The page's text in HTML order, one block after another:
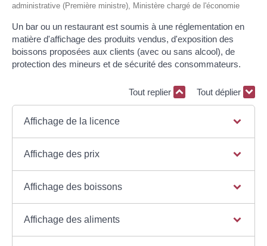
administrative (Première ministre), Ministère chargé de l'économie
Un bar ou un restaurant est soumis à une réglementation en
matière d'affichage des produits vendus, d'exposition des
boissons proposées aux clients (avec ou sans alcool), de
protection des mineurs et de sécurité des consommateurs.
Tout replier Tout déplier
Affichage de la licence
Affichage des prix
Affichage des boissons
Affichage des aliments